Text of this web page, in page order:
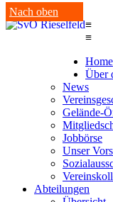
Nach oben
≡
≡
Home
Über
News
Gelände-
Jobbörse
Unser
Abteilungen